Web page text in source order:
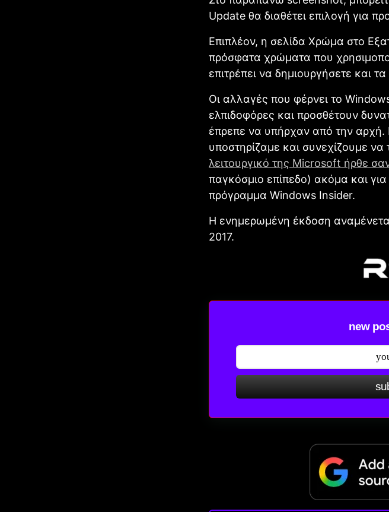
Update θα διαθέτει επιλογή για
Επιπλέον, η σελίδα Χρώμα στο
πρόσφατα χρώματα που
επιτρέπει να δημιουργήσετε και
Οι αλλαγές που φέρνει το
ελπιδοφόρες και προσθέτουν
έπρεπε να υπήρχαν από την αρχή.
υποστηρίζαμε και συνεχίζουμε να
λειτουργικό της Microsoft ήρθε
παγκόσμιο επίπεδο) ακόμα και
πρόγραμμα Windows Insider.
Η ενημερωμένη έκδοση
2017.
new